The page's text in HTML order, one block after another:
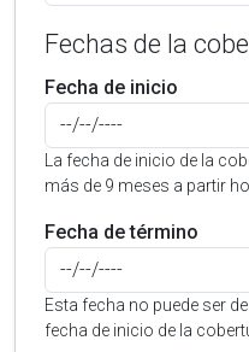
Fechas de la
Fecha de inicio
La fecha de inicio de la
más de 9 meses a partir
Fecha de término
Esta fecha no puede ser
fecha de inicio de la